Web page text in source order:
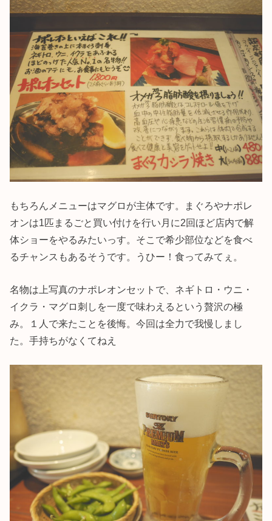
もちろんメニューはマグロが主体です。まぐろやナポレ
オンは1匹まるごと買い付けを行い月に2回ほど店内で解
体ショーをやるみたいっす。そこで希少部位などを食べ
るチャンスもあるそうです。うひー！食ってみてぇ。
名物は上写真のナポレオンセットで、ネギトロ・ウニ・
イクラ・マグロ刺しを一度で味わえるという贅沢の極
み。１人で来たことを後悔。今回は全力で我慢しまし
た。手持ちがなくてねえ